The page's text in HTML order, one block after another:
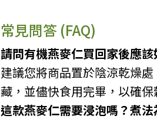
常見問答 (FAQ)
請問有機燕麥仁買回家後應
建議您將商品置於陰涼乾燥
藏，並儘快食用完畢，以確
這款燕麥仁需要浸泡嗎？煮